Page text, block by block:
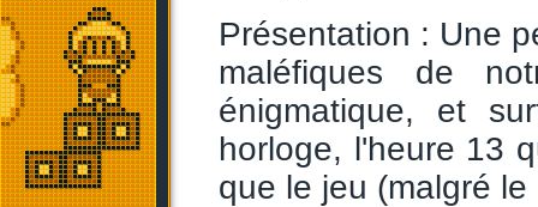
Présentation : Une
maléfiques de
énigmatique, et
horloge, l'heure 13
que le jeu (malgré